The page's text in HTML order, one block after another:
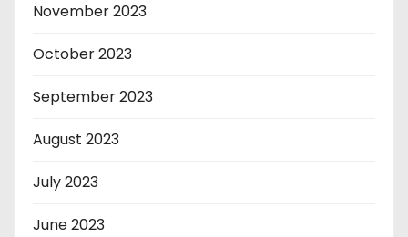
November 2023
October 2023
September 2023
August 2023
July 2023
June 2023